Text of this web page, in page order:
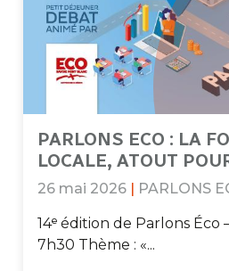
PARLONS ECO : LA
LOCALE, ATOUT
26 mai 2026 | PARLONS
14ᵉ édition de Parlons Éco
7h30 Thème : «...